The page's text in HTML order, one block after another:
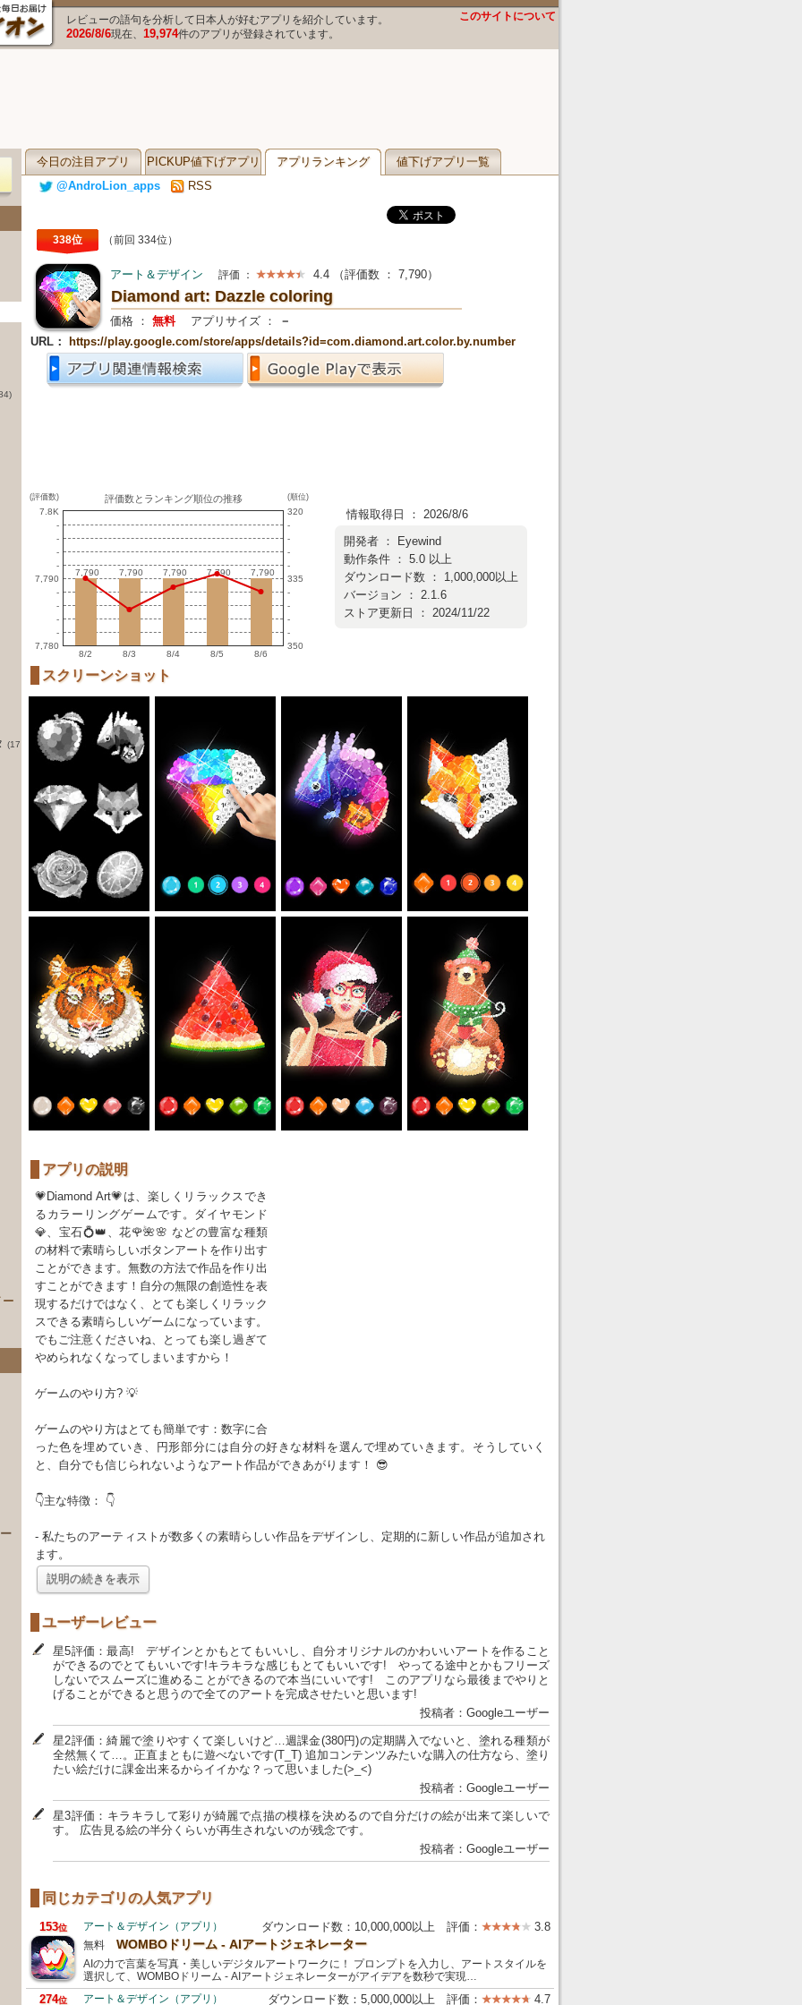
レビューの語句を分析して日本人が好むアプリを紹介しています。
2026/8/6現在、 19,974件のアプリが登録されています。
このサイトについて
今日の注目アプリ PICKUP値下げアプリ アプリランキング
値下げアプリ一覧
@AndroLion_apps
RSS
(17
338位 （前回 334位）
アート＆デザイン 評価 ： 4.4 （評価数 ： 7,790）
Diamond art: Dazzle coloring
価格 ： 無料 アプリサイズ ：
－
URL：
https://play.google.com/store/apps/details?id=com.diamond.art.color.by.number
(評価数)
7.8K
-
-
-
-
7,790
-
-
-
-
7,780
評価数とランキング順位の推移
7,790
7,790 7,790
7,790 7,790
7,790 7,790
7,790 7,790
7,790
8/2 8/3 8/4 8/5 8/6
(順位)
320
-
-
-
-
335
-
-
-
-
350
情報取得日 ： 2026/8/6
開発者 ：
Eyewind
動作条件 ： 5.0 以上
ダウンロード数 ： 1,000,000以上
バージョン ： 2.1.6
ストア更新日 ： 2024/11/22
スクリーンショット
アプリの説明
💗Diamond Art💗は、楽しくリラックスでき
るカラーリングゲームです。ダイヤモンド
💎、宝石💍👑、花🌹🌺🌸 などの豊富な種類
の材料で素晴らしいボタンアートを作り出す
ことができます。無数の方法で作品を作り出
すことができます！自分の無限の創造性を表
現するだけではなく、とても楽しくリラック
スできる素晴らしいゲームになっています。
でもご注意くださいね、とっても楽し過ぎて
やめられなくなってしまいますから！
ゲームのやり方? 💡
ゲームのやり方はとても簡単です：数字に合
った色を埋めていき、円形部分には自分の好きな材料を選んで埋めていきます。そうしていく
と、自分でも信じられないようなアート作品ができあがります！ 😎
👇主な特徴： 👇
- 私たちのアーティストが数多くの素晴らしい作品をデザインし、定期的に新しい作品が追加され
ます。
説明の続きを表示
ユーザーレビュー
星5評価：最高! デザインとかもとてもいいし、自分オリジナルのかわいいアートを作ること
ができるのでとてもいいです!キラキラな感じもとてもいいです! やってる途中とかもフリーズ
しないでスムーズに進めることができるので本当にいいです! このアプリなら最後までやりと
げることができると思うので全てのアートを完成させたいと思います!
投稿者：Googleユーザー
星2評価：綺麗で塗りやすくて楽しいけど…週課金(380円)の定期購入でないと、塗れる種類が
全然無くて…。正直まともに遊べないです(T_T) 追加コンテンツみたいな購入の仕方なら、塗り
たい絵だけに課金出来るからイイかな？って思いました(>_<)
投稿者：Googleユーザー
星3評価：キラキラして彩りが綺麗で点描の模様を決めるので自分だけの絵が出来て楽しいで
す。 広告見る絵の半分くらいが再生されないのが残念です。
投稿者：Googleユーザー
同じカテゴリの人気アプリ
153位 アート＆デザイン（アプリ） ダウンロード数：10,000,000以上 評価： 3.8
無料 WOMBOドリーム - AIアートジェネレーター
AIの力で言葉を写真・美しいデジタルアートワークに！ プロンプトを入力し、アートスタイルを
選択して、WOMBOドリーム - AIアートジェネレーターがアイデアを数秒で実現…
274位 アート＆デザイン（アプリ） ダウンロード数：5,000,000以上 評価： 4.7